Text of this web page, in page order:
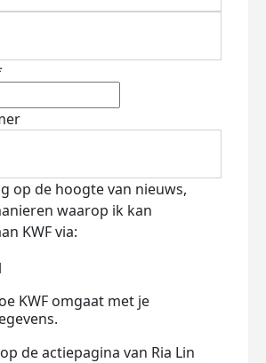
op de hoogte van nieuws,
waarop ik kan
KWF via:
KWF omgaat met je
de actiepagina van Ria Lin